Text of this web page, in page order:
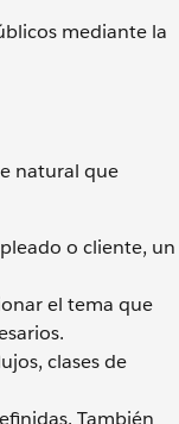
mediante la
natural que
o cliente, un
el tema que
clases de
También